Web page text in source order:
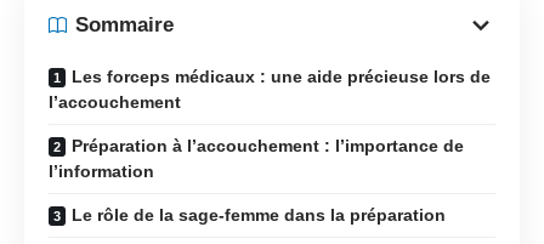
Sommaire
Les forceps médicaux : une aide précieuse lors de
l’accouchement
Préparation à l’accouchement : l’importance de
l’information
Le rôle de la sage-femme dans la préparation